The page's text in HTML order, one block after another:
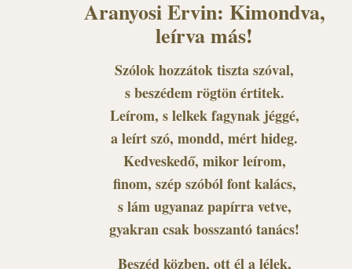
Aranyosi Ervin: Kimondva,
leírva más!
Szólok hozzátok tiszta szóval,
s beszédem rögtön értitek.
Leírom, s lelkek fagynak jéggé,
a leírt szó, mondd, mért hideg.
Kedveskedő, mikor leírom,
finom, szép szóból font kalács,
s lám ugyanaz papírra vetve,
gyakran csak bosszantó tanács!
Beszéd közben, ott él a lélek,